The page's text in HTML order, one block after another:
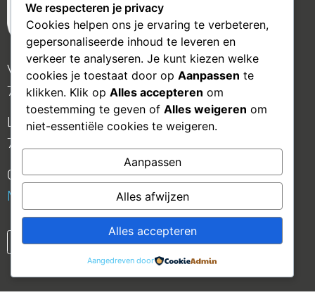
Voortsweg 118
7523CJEnschede
Leliestraat 26
7151 GJ
053 781 11 22
Mail ons
We respecteren je privacy
Cookies helpen ons je ervaring te verbeteren,
gepersonaliseerde inhoud te leveren en
verkeer te analyseren. Je kunt kiezen welke
cookies je toestaat door op Aanpassen te
klikken. Klik op Alles accepteren om
toestemming te geven of Alles weigeren om
niet-essentiële cookies te weigeren.
Aanpassen
Alles afwijzen
Alles accepteren
Aangedreven door